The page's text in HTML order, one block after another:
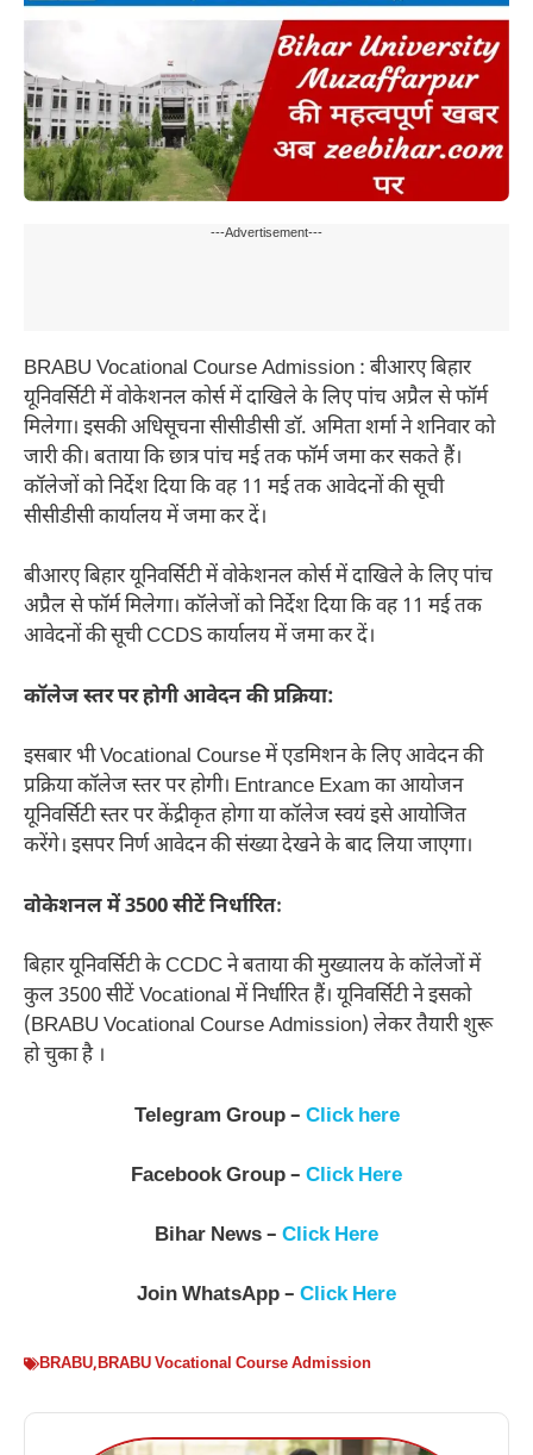
---Advertisement---
BRABU Vocational Course Admission : बीआरए बिहार
यूनिवर्सिटी में वोकेशनल कोर्स में दाखिले के लिए पांच अप्रैल से फॉर्म
मिलेगा। इसकी अधिसूचना सीसीडीसी डॉ. अमिता शर्मा ने शनिवार को
जारी की। बताया कि छात्र पांच मई तक फॉर्म जमा कर सकते हैं।
कॉलेजों को निर्देश दिया कि वह 11 मई तक आवेदनों की सूची
सीसीडीसी कार्यालय में जमा कर दें।
बीआरए बिहार यूनिवर्सिटी में वोकेशनल कोर्स में दाखिले के लिए पांच
अप्रैल से फॉर्म मिलेगा। कॉलेजों को निर्देश दिया कि वह 11 मई तक
आवेदनों की सूची CCDS कार्यालय में जमा कर दें।
कॉलेज स्तर पर होगी आवेदन की प्रक्रिया:
इसबार भी Vocational Course में एडमिशन के लिए आवेदन की
प्रक्रिया कॉलेज स्तर पर होगी। Entrance Exam का आयोजन
यूनिवर्सिटी स्तर पर केंद्रीकृत होगा या कॉलेज स्वयं इसे आयोजित
करेंगे। इसपर निर्ण आवेदन की संख्या देखने के बाद लिया जाएगा।
वोकेशनल में 3500 सीटें निर्धारितः
बिहार यूनिवर्सिटी के CCDC ने बताया की मुख्यालय के कॉलेजों में
कुल 3500 सीटें Vocational में निर्धारित हैं। यूनिवर्सिटी ने इसको
(BRABU Vocational Course Admission) लेकर तैयारी शुरू
हो चुका है ।
Telegram Group – Click here
Facebook Group – Click Here
Bihar News – Click Here
Join WhatsApp – Click Here
BRABU,BRABU Vocational Course Admission